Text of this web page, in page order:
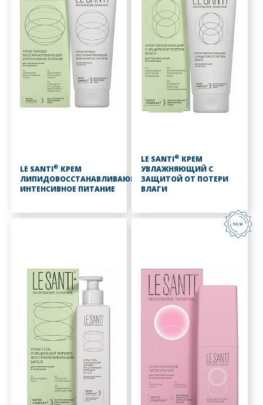
LE SANTI® КРЕМ
ЛИПИДОВОССТАНАВЛИВАЮЩИЙ
ИНТЕНСИВНОЕ ПИТАНИЕ
LE SANTI® КРЕМ
УВЛАЖНЯЮЩИЙ С
ЗАЩИТОЙ ОТ ПОТЕРИ
ВЛАГИ